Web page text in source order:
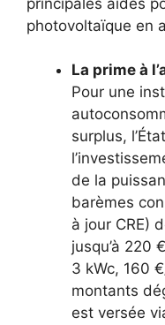
photovoltaïque en
La prime à
Pour une
surplus,
de la
barèmes
à jour CRE)
jusqu’à 220
3 kWc, 160
montants
est versée